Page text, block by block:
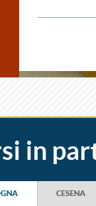
in
CESENA